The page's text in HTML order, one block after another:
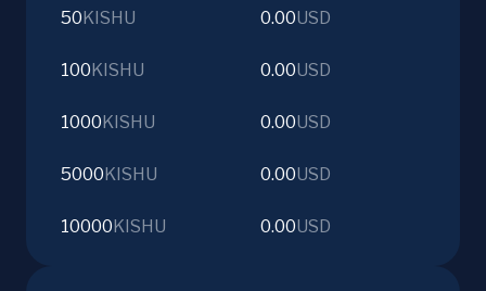
50 KISHU 0.00USD
100 KISHU 0.00USD
1000 KISHU 0.00USD
5000 KISHU 0.00USD
10000 KISHU 0.00USD